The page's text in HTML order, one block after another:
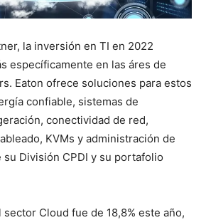
la inversión en TI en 2022
específicamente en las áres de
Eaton ofrece soluciones para estos
confiable, sistemas de
conectividad de red,
KVMs y administración de
su División CPDI y su portafolio
Cloud fue de 18,8% este año,